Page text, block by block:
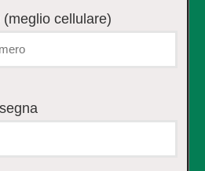
cellulare)